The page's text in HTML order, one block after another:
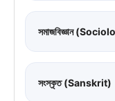
সমাজবিজ্ঞান
সংস্কৃত (Sanskrit)